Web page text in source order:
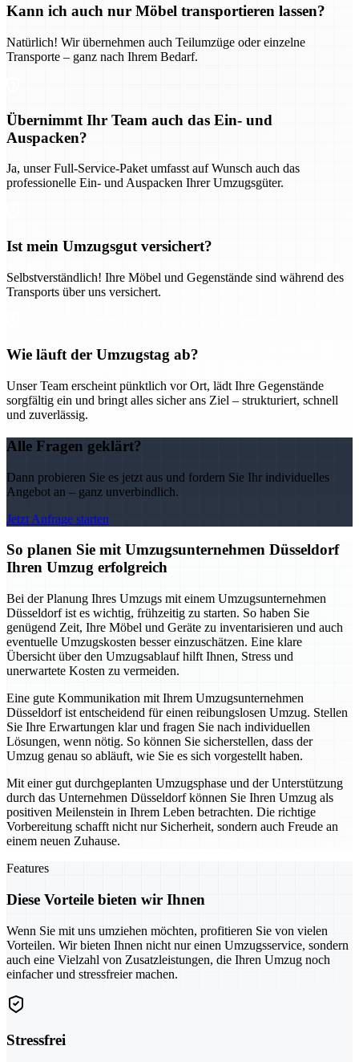
Kann ich auch nur Möbel transportieren lassen?
Natürlich! Wir übernehmen auch Teilumzüge oder einzelne
Transporte – ganz nach Ihrem Bedarf.
Übernimmt Ihr Team auch das Ein- und
Auspacken?
Ja, unser Full-Service-Paket umfasst auf Wunsch auch das
professionelle Ein- und Auspacken Ihrer Umzugsgüter.
Ist mein Umzugsgut versichert?
Selbstverständlich! Ihre Möbel und Gegenstände sind während des
Transports über uns versichert.
Wie läuft der Umzugstag ab?
Unser Team erscheint pünktlich vor Ort, lädt Ihre Gegenstände
sorgfältig ein und bringt alles sicher ans Ziel – strukturiert, schnell
und zuverlässig.
Alle Fragen geklärt?
Dann probieren Sie es jetzt aus und fordern Sie Ihr individuelles
Angebot an – ganz unverbindlich.
Jetzt Anfrage starten
So planen Sie mit Umzugsunternehmen Düsseldorf
Ihren Umzug erfolgreich
Bei der Planung Ihres Umzugs mit einem Umzugsunternehmen
Düsseldorf ist es wichtig, frühzeitig zu starten. So haben Sie
genügend Zeit, Ihre Möbel und Geräte zu inventarisieren und auch
eventuelle Umzugskosten besser einzuschätzen. Eine klare
Übersicht über den Umzugsablauf hilft Ihnen, Stress und
unerwartete Kosten zu vermeiden.
Eine gute Kommunikation mit Ihrem Umzugsunternehmen
Düsseldorf ist entscheidend für einen reibungslosen Umzug. Stellen
Sie Ihre Erwartungen klar und fragen Sie nach individuellen
Lösungen, wenn nötig. So können Sie sicherstellen, dass der
Umzug genau so abläuft, wie Sie es sich vorgestellt haben.
Mit einer gut durchgeplanten Umzugsphase und der Unterstützung
durch das Unternehmen Düsseldorf können Sie Ihren Umzug als
positiven Meilenstein in Ihrem Leben betrachten. Die richtige
Vorbereitung schafft nicht nur Sicherheit, sondern auch Freude an
einem neuen Zuhause.
Features
Diese Vorteile bieten wir Ihnen
Wenn Sie mit uns umziehen möchten, profitieren Sie von vielen
Vorteilen. Wir bieten Ihnen nicht nur einen Umzugsservice, sondern
auch eine Vielzahl von Zusatzleistungen, die Ihren Umzug noch
einfacher und stressfreier machen.
Stressfrei